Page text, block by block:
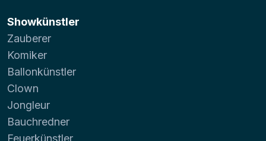
Showkünstler
Zauberer
Komiker
Ballonkünstler
Clown
Jongleur
Bauchredner
Feuerkünstler